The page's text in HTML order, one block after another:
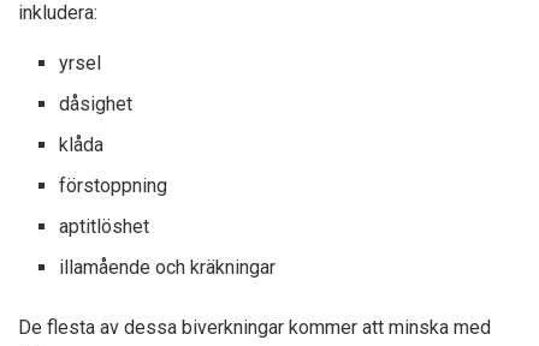
inkludera:
yrsel
dåsighet
klåda
förstoppning
aptitlöshet
illamående och kräkningar
De flesta av dessa biverkningar kommer att minska med